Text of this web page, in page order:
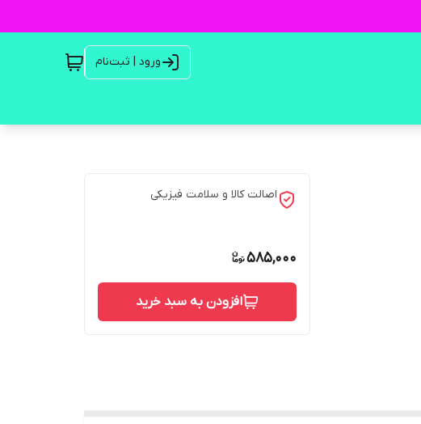
ورود | ثبت‌نام
اصالت کالا و سلامت فیزیکی
585,000
افزودن به سبد خرید